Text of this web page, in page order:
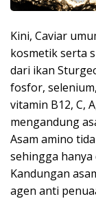
Kini, Caviar
kosmetik serta
dari ikan
fosfor,
vitamin B12, C,
mengandung
Asam amino
sehingga
Kandungan
agen anti